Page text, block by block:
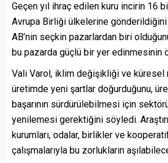
Geçen yıl ihraç edilen kuru incirin 16
Avrupa Birliği ülkelerine
AB’nin seçkin pazarlardan biri
bu pazarda güçlü bir yer edinmesinin
Vali Varol, iklim değişikliği ve küresel
üretimde yeni şartlar doğurduğunu,
başarının sürdürülebilmesi için
yenilemesi gerektiğini söyledi.
kurumları, odalar, birlikler ve
çalışmalarıyla bu zorlukların